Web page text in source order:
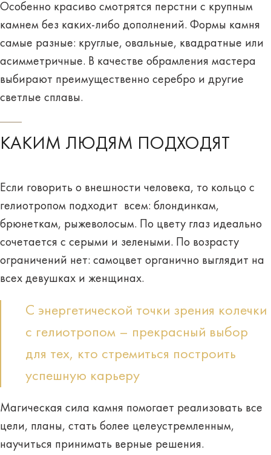
Особенно красиво смотрятся перстни с крупным
камнем без каких-либо дополнений. Формы камня
самые разные: круглые, овальные, квадратные или
асимметричные. В качестве обрамления мастера
выбирают преимущественно серебро и другие
светлые сплавы.
КАКИМ ЛЮДЯМ ПОДХОДЯТ
Если говорить о внешности человека, то кольцо с
гелиотропом подходит всем: блондинкам,
брюнеткам, рыжеволосым. По цвету глаз идеально
сочетается с серыми и зелеными. По возрасту
ограничений нет: самоцвет органично выглядит на
всех девушках и женщинах.
С энергетической точки зрения колечки
с гелиотропом – прекрасный выбор
для тех, кто стремиться построить
успешную карьеру
Магическая сила камня помогает реализовать все
цели, планы, стать более целеустремленным,
научиться принимать верные решения.